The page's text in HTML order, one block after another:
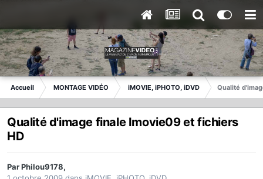
Accueil MONTAGE VIDÉO iMOVIE, iPHOTO, iDVD Qualité
Qualité d'image finale Imovie09 et fichiers
HD
ParPhilou9178,